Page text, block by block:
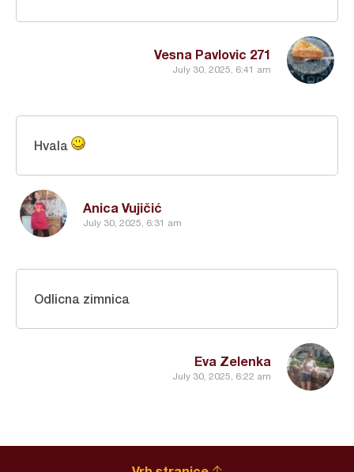
Vesna Pavlovic 271
July 30, 2025, 6:41 am
Anica Vujičić
July 30, 2025, 6:31 am
Hvala
Eva Zelenka
July 30, 2025, 6:22 am
Odlicna zimnica